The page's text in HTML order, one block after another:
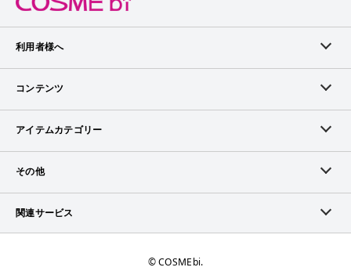
利用者様へ
メンバーログイン
メンバー会員について
アイテム掲載リクエスト
コンテンツ
ランキング
ブランドから探す
ピックアップ特集
アイテムカテゴリー
スキンケア
その他
お問い合わせ（ブランド様）
関連サービス
©︎ COSMEbi.